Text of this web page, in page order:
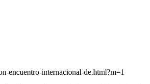
encuentro-internacional-de.html?m=1